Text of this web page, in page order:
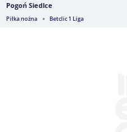
Pogoń Siedlce
Piłka nożna Betclic 1 Liga